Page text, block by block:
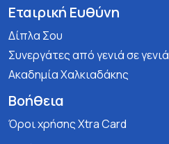
Εταιρική Ευθύνη
Δίπλα Σου
Συνεργάτες από γενιά σε γενιά
Ακαδημία Χαλκιαδάκης
Βοήθεια
Όροι χρήσης Xtra Card